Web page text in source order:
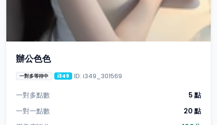
辦公色色
一對多等待中 i349 ID: i349_301569
一對多點數
5 點
一對一點數
20 點